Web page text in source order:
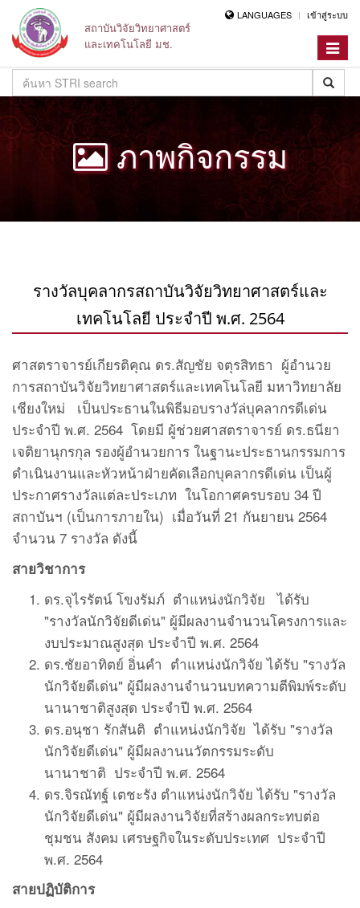
สถาบันวิจัยวิทยาศาสตร์
และเทคโนโลยี มช.
LANGUAGES เข้าสู่ระบบ
Toggle
ภาพกิจกรรม
รางวัลบุคลากรสถาบันวิจัยวิทยาศาสตร์และ
เทคโนโลยี ประจำปี พ.ศ. 2564
ศาสตราจารย์เกียรติคุณ ดร.สัญชัย จตุรสิทธา ผู้อำนวย
การสถาบันวิจัยวิทยาศาสตร์และเทคโนโลยี มหาวิทยาลัย
เชียงใหม่ เป็นประธานในพิธีมอบรางวัล่บุคลากรดีเด่น
ประจำปี พ.ศ. 2564 โดยมี ผู้ช่วยศาสตราจารย์ ดร.ธนียา
เจติยานุกรกุล รองผู้อำนวยการ ในฐานะประธานกรรมการ
ดำเนินงานและหัวหน้าฝ่ายคัดเลือกบุคลากรดีเด่น เป็นผู้
ประกาศรางวัลแต่ละประเภท ในโอกาศครบรอบ 34 ปี
สถาบันฯ (เป็นการภายใน) เมื่อวันที่ 21 กันยายน 2564
จำนวน 7 รางวัล ดังนี้
สายวิชาการ
ดร.จุไรรัตน์ โขงรัมภ์ ตำแหน่งนักวิจัย ได้รับ
"รางวัลนักวิจัยดีเด่น" ผู้มีผลงานจำนวนโครงการและ
งบประมาณสูงสุด ประจำปี พ.ศ. 2564
ดร.ชัยอาทิตย์ อิ่นคำ ตำแหน่งนักวิจัย ได้รับ "รางวัล
นักวิจัยดีเด่น" ผู้มีผลงานจำนวนบทความตีพิมพ์ระดับ
นานาชาติสูงสุด ประจำปี พ.ศ. 2564
ดร.อนุชา รักสันติ ตำแหน่งนักวิจัย ได้รับ "รางวัล
นักวิจัยดีเด่น" ผู้มีผลงานนวัตกรรมระดับ
นานาชาติ ประจำปี พ.ศ. 2564
ดร.จิรณัทฐ์ เตชะรัง ตำแหน่งนักวิจัย ได้รับ "รางวัล
นักวิจัยดีเด่น" ผู้มีผลงานวิจัยที่สร้างผลกระทบต่อ
ชุมชน สังคม เศรษฐกิจในระดับประเทศ ประจำปี
พ.ศ. 2564
สายปฏิบัติการ